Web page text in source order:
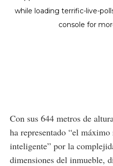
Con sus 644 metros de
ha representado “el
inteligente” por la
dimensiones del inmueble,